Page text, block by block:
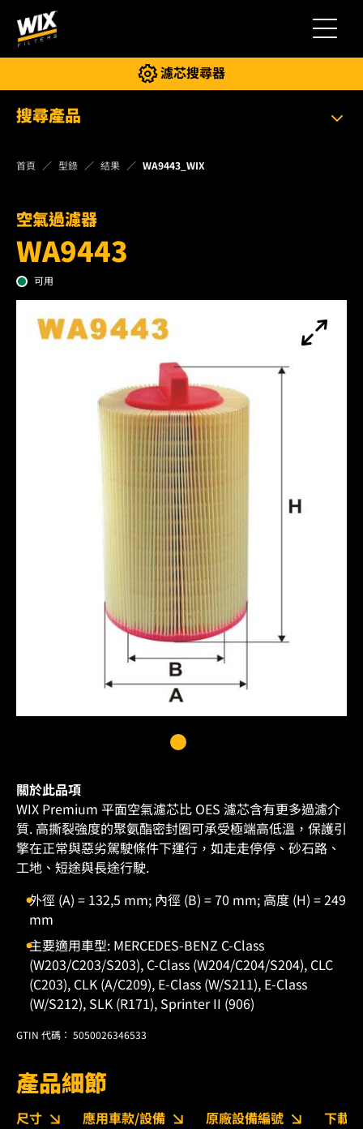
切換導航
濾芯搜尋器
搜尋產品
首頁 型錄 結果 WA9443_WIX
空氣過濾器
WA9443
可用
關於此品項
WIX Premium 平面空氣濾芯比 OES 濾芯含有更多過濾介
質. 高撕裂強度的聚氨酯密封圈可承受極端高低溫，保護引
擎在正常與惡劣駕駛條件下運行，如走走停停、砂石路、
工地、短途與長途行駛.
外徑 (A) = 132,5 mm; 內徑 (B) = 70 mm; 高度 (H) = 249
mm
主要適用車型: MERCEDES-BENZ C-Class
(W203/C203/S203), C-Class (W204/C204/S204), CLC
(C203), CLK (A/C209), E-Class (W/S211), E-Class
(W/S212), SLK (R171), Sprinter II (906)
GTIN 代碼： 5050026346533
產品細節
尺寸 應用車款/設備 原廠設備編號 下載